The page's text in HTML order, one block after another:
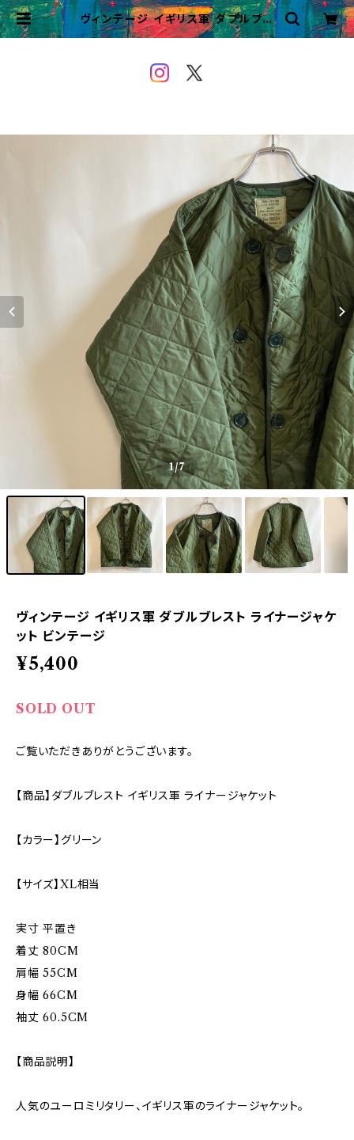
ヴィンテージ イギリス軍 ダブルブレ
スト ライナージャケット ビンテージ |
1/7
ヴィンテージ イギリス軍 ダブルブレスト ライナージャケ
ット ビンテージ
¥5,400
SOLD OUT
ご覧いただきありがとうございます。
【商品】ダブルブレスト イギリス軍 ライナージャケット
【カラー】グリーン
【サイズ】XL相当
実寸 平置き
着丈 80CM
肩幅 55CM
身幅 66CM
袖丈 60.5CM
【商品説明】
人気のユーロミリタリー、イギリス軍のライナージャケット。